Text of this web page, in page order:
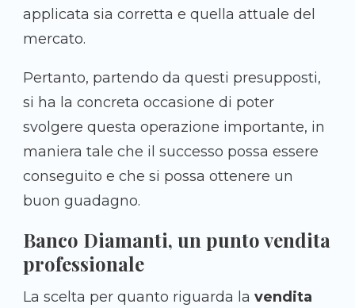
applicata sia corretta e quella attuale del
mercato.
Pertanto, partendo da questi presupposti,
si ha la concreta occasione di poter
svolgere questa operazione importante, in
maniera tale che il successo possa essere
conseguito e che si possa ottenere un
buon guadagno.
Banco Diamanti, un punto vendita
professionale
La scelta per quanto riguarda la vendita